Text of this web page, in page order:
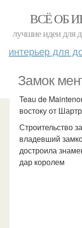
ВСЁ ОБ
лучшие идеи для
интерьер для
Замок
Teau de
востоку от
Строительство
владевший
достроила
дар королем